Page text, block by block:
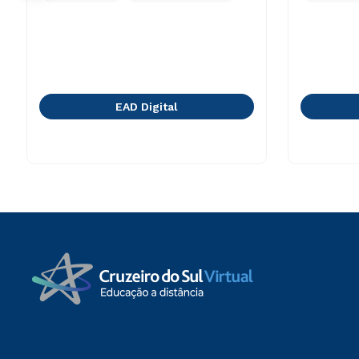
EAD Digital